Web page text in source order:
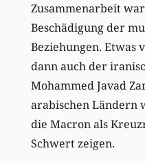
Zusammenarbeit
Beschädigung der
Beziehungen. Etwas
dann auch der
Mohammed Javad
arabischen Ländern
die Macron als
Schwert zeigen.